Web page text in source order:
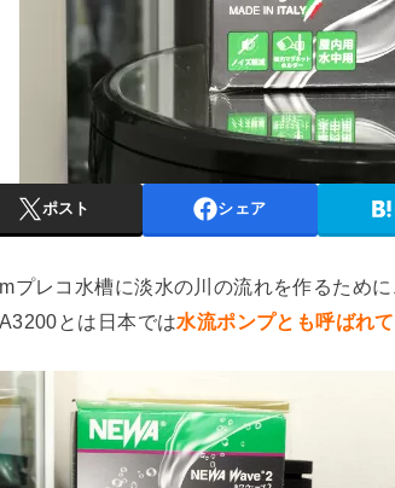
ポスト シェア
プレコ水槽に淡水の川の流れを作るために
とは日本では水流ポンプとも呼ばれ